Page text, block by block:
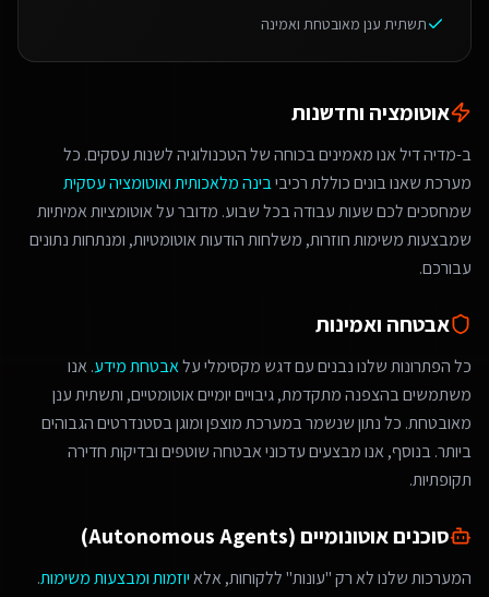
תשתית ענן מאובטחת ואמינה
אוטומציה וחדשנות
ב-מדיה דיל אנו מאמינים בכוחה של הטכנולוגיה לשנות עסקים. כל
מערכת שאנו בונים כוללת רכיביבינה מלאכותיתואוטומציה עסקית
שמחסכים לכם שעות עבודה בכל שבוע. מדובר על אוטומציות אמיתיות
שמבצעות משימות חוזרות, משלחות הודעות אוטומטיות, ומנתחות נתונים
עבורכם.
אבטחה ואמינות
כל הפתרונות שלנו נבנים עם דגש מקסימלי עלאבטחת מידע. אנו
משתמשים בהצפנה מתקדמת, גיבויים יומיים אוטומטיים, ותשתית ענן
מאובטחת. כל נתון שנשמר במערכת מוצפן ומוגן בסטנדרטים הגבוהים
ביותר. בנוסף, אנו מבצעים עדכוני אבטחה שוטפים ובדיקות חדירה
תקופתיות.
סוכנים אוטונומיים (Autonomous Agents)
המערכות שלנו לא רק "עונות" ללקוחות, אלאיוזמות ומבצעות משימות.